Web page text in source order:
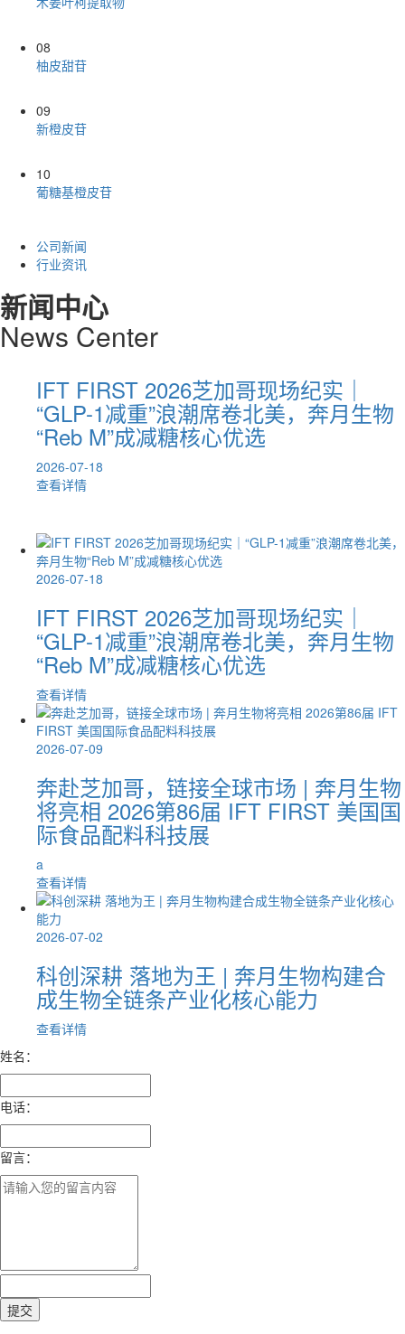
08
柚皮甜苷
09
新橙皮苷
10
葡糖基橙皮苷
公司新闻
行业资讯
新闻中心
News Center
IFT FIRST 2026芝加哥现场纪实｜
“GLP-1减重”浪潮席卷北美，奔月生物
“Reb M”成减糖核心优选
2026-07-18
查看详情
2026-07-18
IFT FIRST 2026芝加哥现场纪实｜
“GLP-1减重”浪潮席卷北美，奔月生物
“Reb M”成减糖核心优选
查看详情
2026-07-09
奔赴芝加哥，链接全球市场 | 奔月生物
将亮相 2026第86届 IFT FIRST 美国国
际食品配料科技展
a
查看详情
2026-07-02
科创深耕 落地为王 | 奔月生物构建合
成生物全链条产业化核心能力
查看详情
姓名：
电话：
留言：